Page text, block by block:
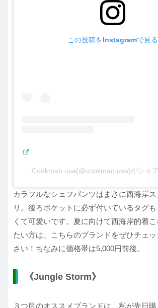
この投稿をInstagramで見る
Cookman.usa(@cookman.usa)がシェ
カラフルなシェフパンツはまさに西海岸
リ。後ろポケットに必ず付いているタグ
くて可愛いです。夏に向けて西海岸的着
たい方は、こちらのブランドをぜひチェ
さい！ちなみに価格帯は5,000円前後。
《Jungle Storm》
３つ目のオススメブランドは、私が先日